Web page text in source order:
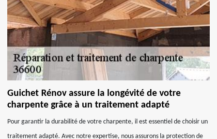
Guichet Rénov assure la longévité de votre
charpente grâce à un traitement adapté
Pour garantir la durabilité de votre charpente, il est essentiel de choisir un
traitement adapté. Avec notre expertise, nous assurons la protection de